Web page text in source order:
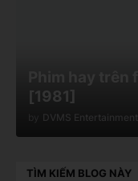
[1981]
DVMS Entertainment
TÌM KIẾM BLOG NÀY